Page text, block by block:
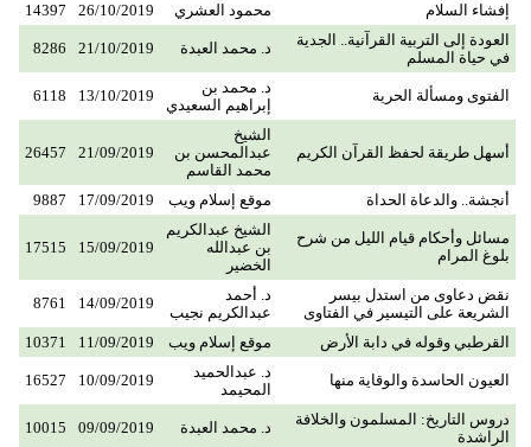
إفشاء السلام محمود العشري 26/10/2019
14397
العودة إلى التربية القرآنية.. الجدية
في حياة المسلم
د. محمد العبدة 21/10/2019
8286
الفتوى ومسألة الحرية
د. محمد بن
إبراهيم السعيدي
13/10/2019
6118
أسهل طريقة لحفظ القرآن الكريم
الشيخ
عبدالمحسن بن
محمد القاسم
21/09/2019
26457
أنجشة.. والدعاة الحداة موقع إسلام ويب 17/09/2019
9887
مسائل وأحكام قيام الليل من شرح
بلوغ المرام
الشيخ عبدالكريم
بن عبدالله
الخضير
15/09/2019
17515
نقض دعاوى من استدل بيسر
الشريعة على التيسير في الفتاوى
د. أحمد
عبدالكريم نجيب
14/09/2019
8761
القرطبي وقوله في دابة الأرض موقع إسلام ويب 11/09/2019
10371
العيون الحاسدة والوقاية منها
د. عبدالحميد
المحيمد
10/09/2019
16527
دروس التاريخ: المسلمون والخلافة
الراشدة
د. محمد العبدة 09/09/2019
10015